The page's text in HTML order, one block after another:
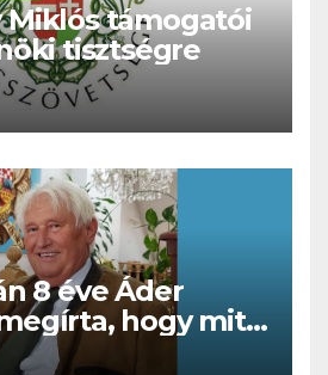
támogatói
tisztségre
8 éve Áder
hogy mit
a Dunával